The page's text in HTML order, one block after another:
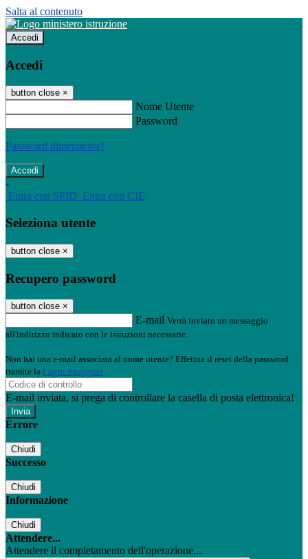
Salta al contenuto
Accedi
Accedi
button close ×
Nome Utente
Password
Password dimenticata?
-
Entra con SPID Entra con CIE
Seleziona utente
button close ×
Recupero password
button close ×
E-mail Verrà inviato un messaggio
all'indirizzo indicato con le istruzioni necessarie.
Non hai una e-mail associata al nome utente? Effettua il reset della password
tramite la Login Spaggiari
E-mail inviata, si prega di controllare la casella di posta elettronica!
Errore
Chiudi
Successo
Chiudi
Informazione
Chiudi
Attendere...
Attendere il completamento dell'operazione...